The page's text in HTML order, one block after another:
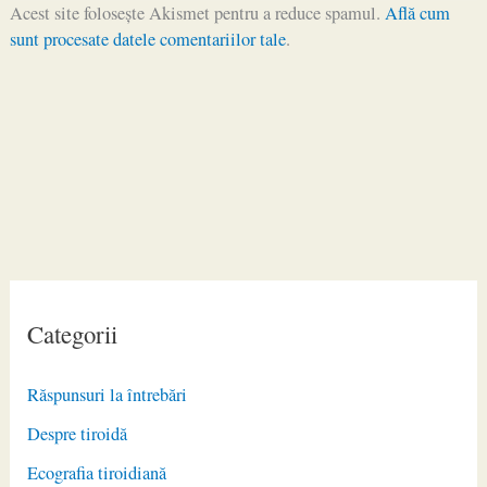
Categorii
Răspunsuri la întrebări
Despre tiroidă
Ecografia tiroidiană
Acest site folosește Akismet pentru a reduce spamul. Află cum
sunt procesate datele comentariilor tale.